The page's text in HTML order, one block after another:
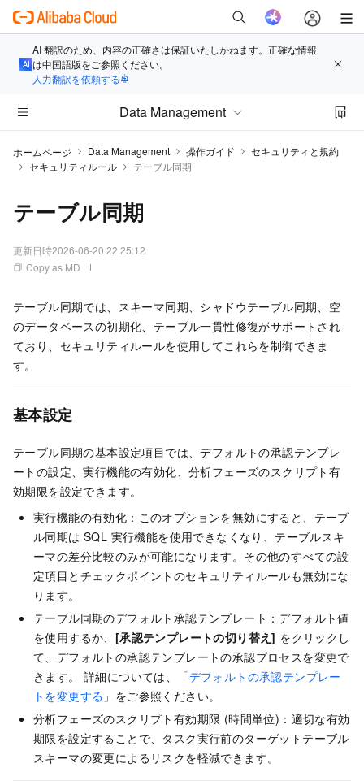
AI 翻訳のため、内容の正確さは保証いたしかねます。正確な情報
は中国語版をご参照ください。
人力翻訳を依頼する
Data Management
ホームページ Data Management 操作ガイド
セキュリティと規約
セキュリティルール
テーブル同期
テーブル同期
更新日時2026-06-20 22:25:12
Copy as MD
テーブル同期では、スキーマ同期、シャドウテーブル同期、空
のデータベースの初期化、テーブル一貫性修復がサポートされ
ており、セキュリティルールを使用してこれらを制御できま
す。
基本設定
テーブル同期の基本設定項目では、デフォルトの承認テンプレ
ートの設定、実行機能の有効化、分析フェーズのスクリプト有
効期限を設定できます。
実行機能の有効化：このオプションを無効にすると、テーブ
ル同期は SQL 実行機能を使用できなくなり、テーブルスキ
ーマの差分比較のみが可能になります。その他のすべての設
定項目とチェックポイントのセキュリティルールも無効にな
ります。
テーブル同期のデフォルト承認テンプレート：デフォルト値
を使用するか、 [承認テンプレートの切り替え] をクリックし
て、デフォルトの承認テンプレートの承認プロセスを変更で
きます。 詳細については、「デフォルトの承認テンプレー
トを変更する 」をご参照ください。
分析フェーズのスクリプト有効期限 (時間単位)：適切な有効
期限を設定することで、タスク実行前のターゲットテーブル
スキーマの変更によるリスクを軽減できます。